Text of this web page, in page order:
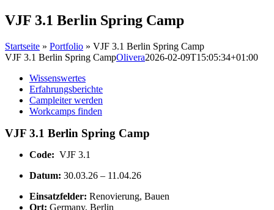
VJF 3.1 Berlin Spring Camp
Startseite » Portfolio » VJF 3.1 Berlin Spring Camp
VJF 3.1 Berlin Spring CampOlivera2026-02-09T15:05:34+01:00
Wissenswertes
Erfahrungsberichte
Campleiter werden
Workcamps finden
VJF 3.1 Berlin Spring Camp
Code: VJF 3.1
Datum: 30.03.26 – 11.04.26
Einsatzfelder: Renovierung, Bauen
Ort: Germany, Berlin